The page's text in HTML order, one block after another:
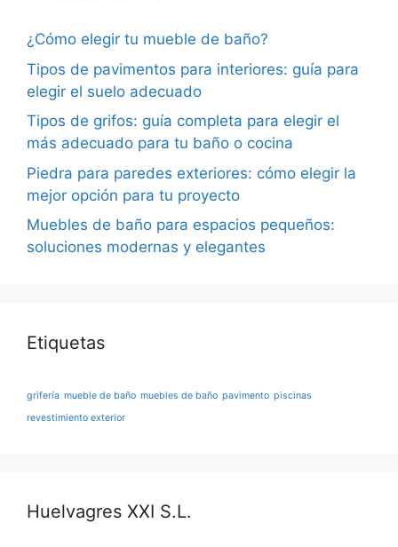
¿Cómo elegir tu mueble de baño?
Tipos de pavimentos para interiores: guía para
elegir el suelo adecuado
Tipos de grifos: guía completa para elegir el
más adecuado para tu baño o cocina
Piedra para paredes exteriores: cómo elegir la
mejor opción para tu proyecto
Muebles de baño para espacios pequeños:
soluciones modernas y elegantes
Etiquetas
grifería mueble de baño muebles de baño pavimento piscinas
revestimiento exterior
Huelvagres XXI S.L.